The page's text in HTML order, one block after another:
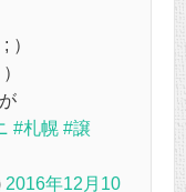
）
#札幌 #譲
2016年12月10